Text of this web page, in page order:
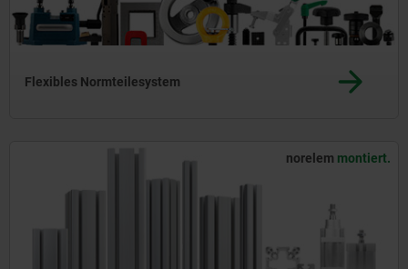
Flexibles Normteilesystem
norelem montiert.